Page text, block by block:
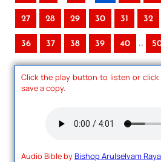
27 28 29 30 31 32
36 37 38 39 40 ..
Click the play button to listen or
save a copy.
Audio Bible byBishop Arulselvam